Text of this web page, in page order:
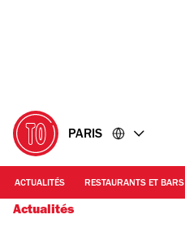
PARIS
ACTUALITÉS RESTAURANTS ET BARS
Actualités